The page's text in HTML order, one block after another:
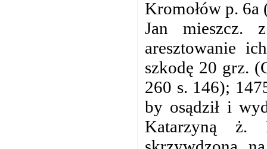
Kromołów p. 6a
Jan mieszcz.
aresztowanie
szkodę 20 grz.
260 s. 146);
by osądził i
Katarzyną ż.